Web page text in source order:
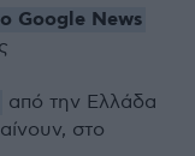
Google News
από την Ελλάδα
στο